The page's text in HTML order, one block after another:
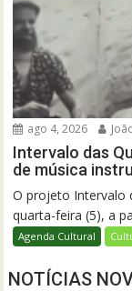
ago 4, 2026
Intervalo das
de música
O projeto Intervalo
quarta-feira (5), a
Agenda Cultural
NOTÍCIAS